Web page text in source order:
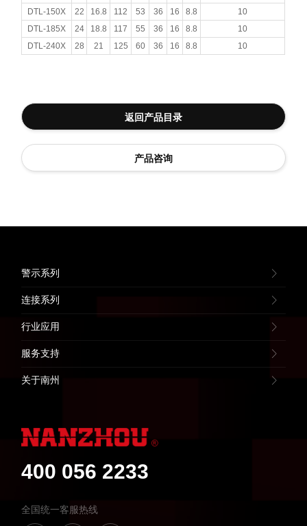
DTL-150X
22 16.8 112 53 36 16 8.8
10
DTL-185X
24 18.8 117 55 36 16 8.8
10
DTL-240X
28 21 125 60 36 16 8.8 10
返回产品目录
产品咨询
警示系列
连接系列
行业应用
服务支持
关于南州
400 056 2233
全国统一客服热线